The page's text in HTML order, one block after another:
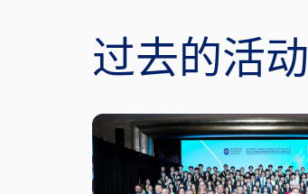
过去的活动